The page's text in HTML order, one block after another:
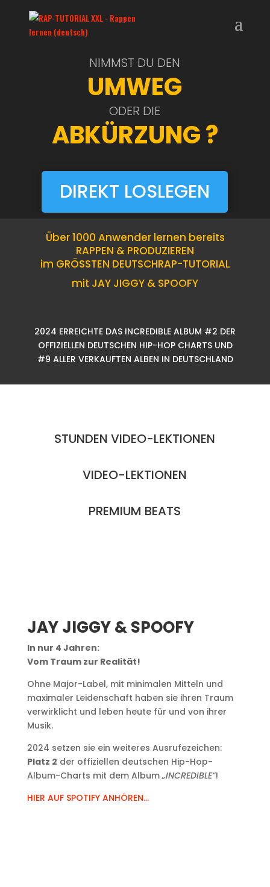
NIMMST DU DEN
UMWEG
ODER DIE
ABKÜRZUNG ?
DIREKT LOSLEGEN
Über 1000 Anwender lernen bereits
RAPPEN & PRODUZIEREN
im GRÖSSTEN DEUTSCHRAP-TUTORIAL
mit JAY JIGGY & SPOOFY
2024 ERREICHTE DAS INCREDIBLE ALBUM #2 DER
OFFIZIELLEN DEUTSCHEN HIP-HOP CHARTS UND
#9 ALLER VERKAUFTEN ALBEN IN DEUTSCHLAND
STUNDEN VIDEO-LEKTIONEN
VIDEO-LEKTIONEN
PREMIUM BEATS
JAY JIGGY & SPOOFY
In nur 4 Jahren:
Vom Traum zur Realität!
Ohne Major-Label, mit minimalen Mitteln und
maximaler Leidenschaft haben sie ihren Traum
verwirklicht und leben heute für und von ihrer
Musik.
2024 setzen sie ein weiteres Ausrufezeichen:
Platz 2 der offiziellen deutschen Hip-Hop-
Album-Charts mit dem Album„INCREDIBLE“!
HIER AUF SPOTIFY ANHÖREN…